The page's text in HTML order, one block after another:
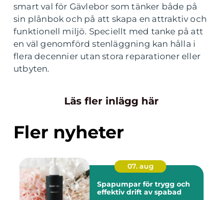
smart val för Gävlebor som tänker både på
sin plånbok och på att skapa en attraktiv och
funktionell miljö. Speciellt med tanke på att
en väl genomförd stenläggning kan hålla i
flera decennier utan stora reparationer eller
utbyten.
Läs fler inlägg här
Fler nyheter
07. aug
Spapumpar för trygg och
effektiv drift av spabad